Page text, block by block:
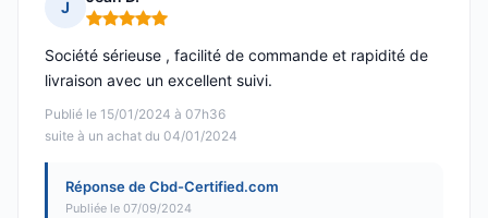
J
Note : 5 sur 5
Publié le 15/01/2024 à 07h36
suite à un achat du 04/01/2024
Société sérieuse , facilité de commande et rapidité de
livraison avec un excellent suivi.
Réponse de Cbd-Certified.com
Publiée le 07/09/2024